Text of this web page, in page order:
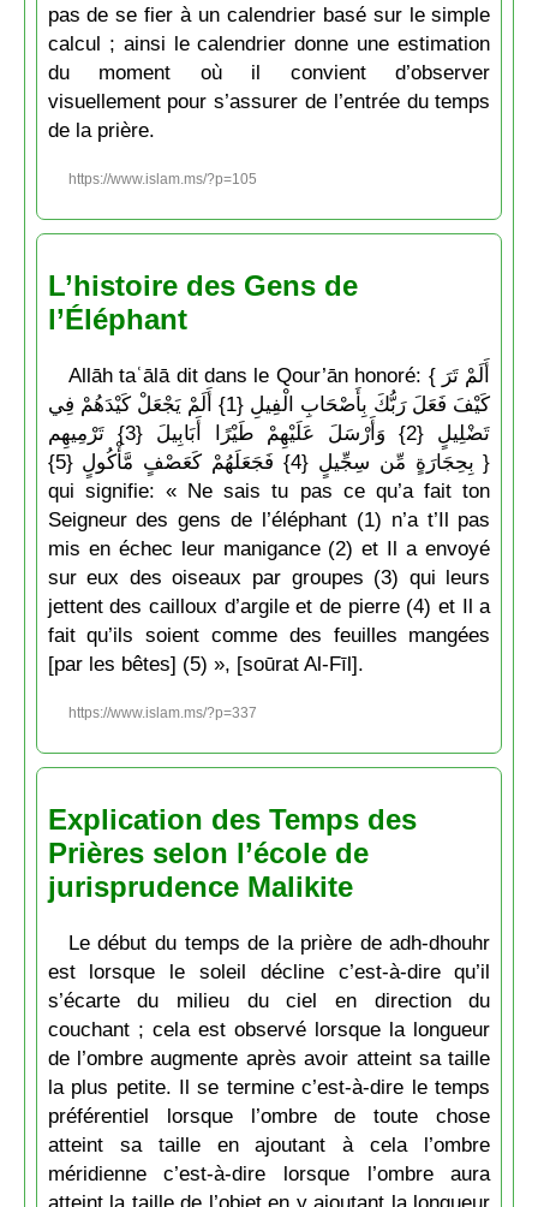
pas de se fier à un calendrier basé sur le simple
calcul ; ainsi le calendrier donne une estimation
du moment où il convient d’observer
visuellement pour s’assurer de l’entrée du temps
de la prière.
https://www.islam.ms/?p=105
L’histoire des Gens de
l’Éléphant
Allāh taʿālā dit dans le Qour’ān honoré: { أَلَمْ تَرَ
كَيْفَ فَعَلَ رَبُّكَ بِأَصْحَابِ الْفِيلِ {1} أَلَمْ يَجْعَلْ كَيْدَهُمْ فِي
تَضْلِيلٍ {2} وَأَرْسَلَ عَلَيْهِمْ طَيْرًا أَبَابِيلَ {3} تَرْمِيهِم
بِحِجَارَةٍ مِّن سِجِّيلٍ {4} فَجَعَلَهُمْ كَعَصْفٍ مَّأْكُولٍ {5} }
qui signifie: « Ne sais tu pas ce qu’a fait ton
Seigneur des gens de l’éléphant (1) n’a t’Il pas
mis en échec leur manigance (2) et Il a envoyé
sur eux des oiseaux par groupes (3) qui leurs
jettent des cailloux d’argile et de pierre (4) et Il a
fait qu’ils soient comme des feuilles mangées
[par les bêtes] (5) », [soūrat Al-Fīl].
https://www.islam.ms/?p=337
Explication des Temps des
Prières selon l’école de
jurisprudence Malikite
Le début du temps de la prière de adh-dhouhr
est lorsque le soleil décline c’est-à-dire qu’il
s’écarte du milieu du ciel en direction du
couchant ; cela est observé lorsque la longueur
de l’ombre augmente après avoir atteint sa taille
la plus petite. Il se termine c’est-à-dire le temps
préférentiel lorsque l’ombre de toute chose
atteint sa taille en ajoutant à cela l’ombre
méridienne c’est-à-dire lorsque l’ombre aura